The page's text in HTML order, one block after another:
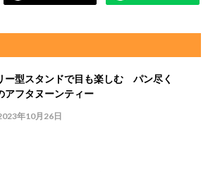
ー型スタンドで目も楽しむ パン尽く
アフタヌーンティー
年10月26日